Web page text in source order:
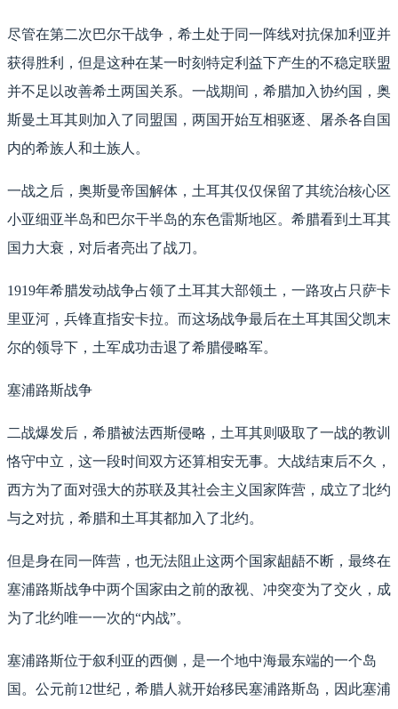
尽管在第二次巴尔干战争，希土处于同一阵线对抗保加利亚并
获得胜利，但是这种在某一时刻特定利益下产生的不稳定联盟
并不足以改善希土两国关系。一战期间，希腊加入协约国，奥
斯曼土耳其则加入了同盟国，两国开始互相驱逐、屠杀各自国
内的希族人和土族人。
一战之后，奥斯曼帝国解体，土耳其仅仅保留了其统治核心区
小亚细亚半岛和巴尔干半岛的东色雷斯地区。希腊看到土耳其
国力大衰，对后者亮出了战刀。
1919年希腊发动战争占领了土耳其大部领土，一路攻占只萨卡
里亚河，兵锋直指安卡拉。而这场战争最后在土耳其国父凯末
尔的领导下，土军成功击退了希腊侵略军。
塞浦路斯战争
二战爆发后，希腊被法西斯侵略，土耳其则吸取了一战的教训
恪守中立，这一段时间双方还算相安无事。大战结束后不久，
西方为了面对强大的苏联及其社会主义国家阵营，成立了北约
与之对抗，希腊和土耳其都加入了北约。
但是身在同一阵营，也无法阻止这两个国家龃龉不断，最终在
塞浦路斯战争中两个国家由之前的敌视、冲突变为了交火，成
为了北约唯一一次的“内战”。
塞浦路斯位于叙利亚的西侧，是一个地中海最东端的一个岛
国。公元前12世纪，希腊人就开始移民塞浦路斯岛，因此塞浦